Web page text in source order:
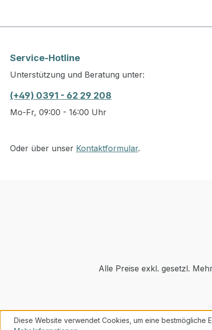
Service-Hotline
Unterstützung und Beratung unter:
(+49) 0391 - 62 29 208
Mo-Fr, 09:00 - 16:00 Uhr
Oder über unser Kontaktformular.
Alle Preise exkl. gesetzl.
Diese Website verwendet Cookies, um eine bestmögliche